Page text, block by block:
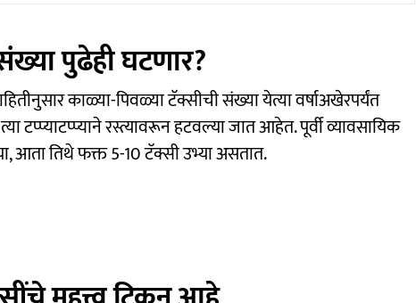
पुढेही घटणार?
काळ्या-पिवळ्या टॅक्सीची संख्या येत्या वर्षाअखेरपर्यंत
रस्त्यावरून हटवल्या जात आहेत. पूर्वी व्यावसायिक
आता तिथे फक्त 5-10 टॅक्सी उभ्या असतात.